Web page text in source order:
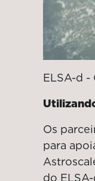
ELSA-d -
Os
para
do